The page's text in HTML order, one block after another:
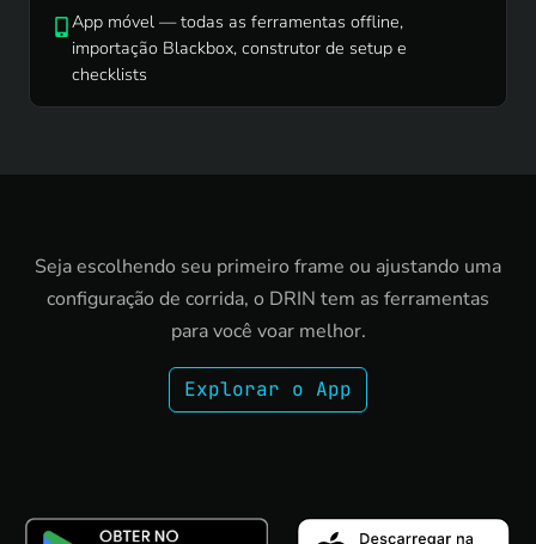
App móvel — todas as ferramentas offline,
importação Blackbox, construtor de setup e
checklists
Seja escolhendo seu primeiro frame ou ajustando uma
configuração de corrida, o DRIN tem as ferramentas
para você voar melhor.
Explorar o App